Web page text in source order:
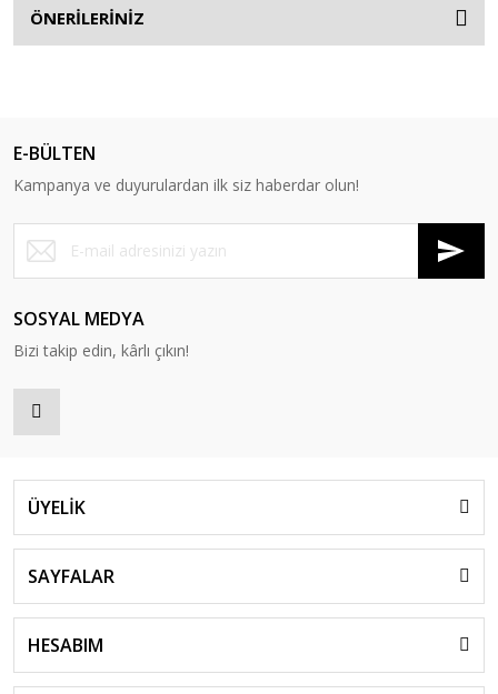
ÖNERİLERİNİZ
E-BÜLTEN
Kampanya ve duyurulardan ilk siz haberdar olun!
SOSYAL MEDYA
Bizi takip edin, kârlı çıkın!
ÜYELİK
SAYFALAR
HESABIM